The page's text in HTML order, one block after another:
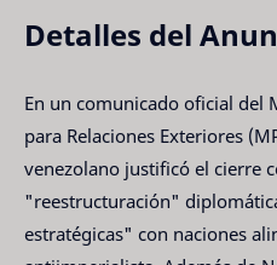
Detalles del
En un comunicado oficial del
para Relaciones Exteriores
venezolano justificó el cierre
"reestructuración"
estratégicas" con naciones